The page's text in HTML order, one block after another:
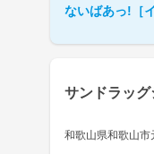
ないばあっ!［
サンドラッ
和歌山県和歌山市